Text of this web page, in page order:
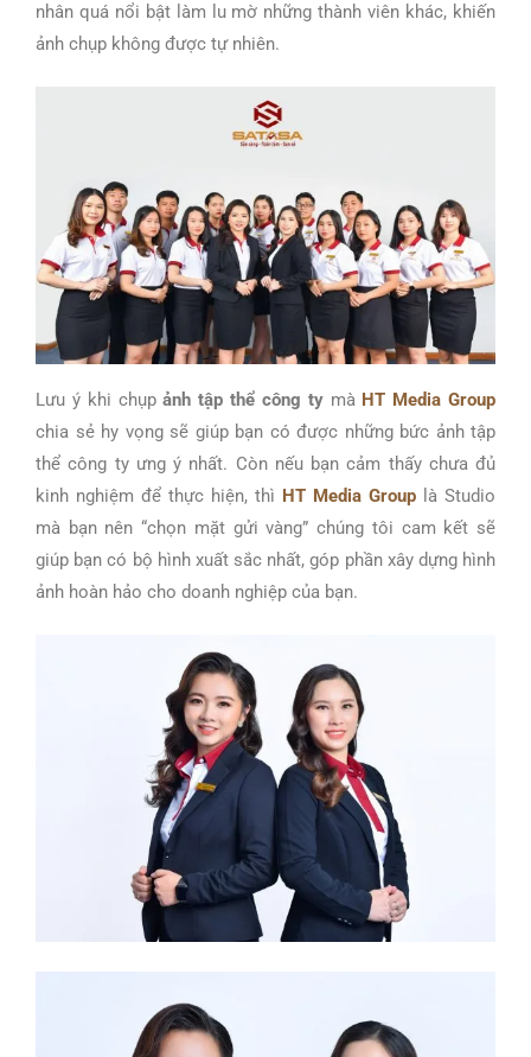
nhân quá nổi bật làm lu mờ những thành viên khác, khiến
ảnh chụp không được tự nhiên.
Lưu ý khi chụpảnh tập thể công ty mà HT Media Group
chia sẻ hy vọng sẽ giúp bạn có được những bức ảnh tập
thể công ty ưng ý nhất. Còn nếu bạn cảm thấy chưa đủ
kinh nghiệm để thực hiện, thì HT Media Group
là Studio
mà bạn nên “chọn mặt gửi vàng” chúng tôi cam kết sẽ
giúp bạn có bộ hình xuất sắc nhất, góp phần xây dựng hình
ảnh hoàn hảo cho doanh nghiệp của bạn.